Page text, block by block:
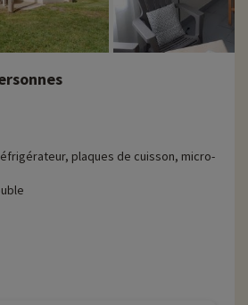
plaques de cuisson, micro-